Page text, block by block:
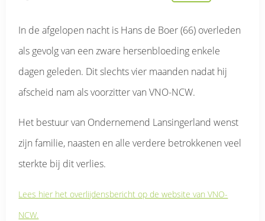
In de afgelopen nacht is Hans de Boer (66) overleden
als gevolg van een zware hersenbloeding enkele
dagen geleden. Dit slechts vier maanden nadat hij
afscheid nam als voorzitter van VNO-NCW.
Het bestuur van Ondernemend Lansingerland wenst
zijn familie, naasten en alle verdere betrokkenen veel
sterkte bij dit verlies.
Lees hier het overlijdensbericht op de website van VNO-
NCW.